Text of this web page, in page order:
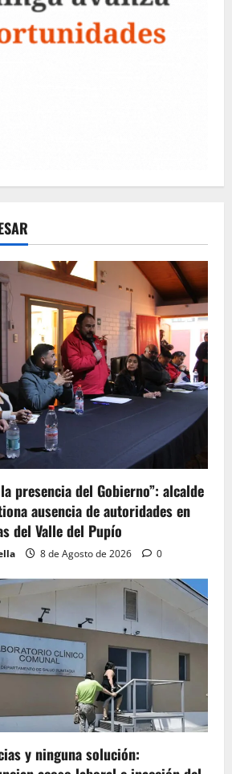
presencia del Gobierno”: alcalde
ausencia de autoridades en
del Valle del Pupío
8 de Agosto de 2026 0
y ninguna solución: